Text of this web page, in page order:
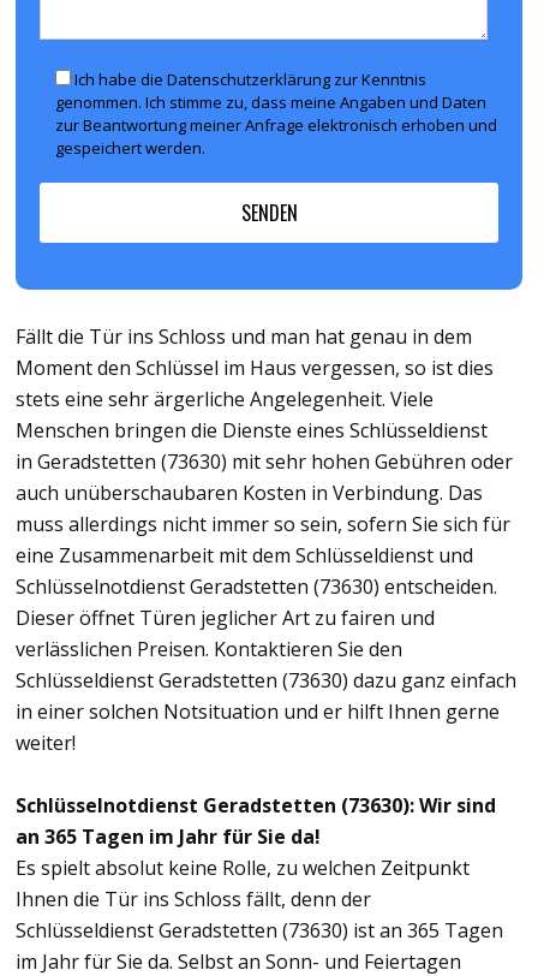
Ich habe die Datenschutzerklärung zur Kenntnis
genommen. Ich stimme zu, dass meine Angaben und Daten
zur Beantwortung meiner Anfrage elektronisch erhoben und
gespeichert werden.
Fällt die Tür ins Schloss und man hat genau in dem
Moment den Schlüssel im Haus vergessen, so ist dies
stets eine sehr ärgerliche Angelegenheit. Viele
Menschen bringen die Dienste eines Schlüsseldienst
in Geradstetten (73630) mit sehr hohen Gebühren oder
auch unüberschaubaren Kosten in Verbindung. Das
muss allerdings nicht immer so sein, sofern Sie sich für
eine Zusammenarbeit mit dem Schlüsseldienst und
Schlüsselnotdienst Geradstetten (73630) entscheiden.
Dieser öffnet Türen jeglicher Art zu fairen und
verlässlichen Preisen. Kontaktieren Sie den
Schlüsseldienst Geradstetten (73630) dazu ganz einfach
in einer solchen Notsituation und er hilft Ihnen gerne
weiter!
Schlüsselnotdienst Geradstetten (73630): Wir sind
an 365 Tagen im Jahr für Sie da!
Es spielt absolut keine Rolle, zu welchen Zeitpunkt
Ihnen die Tür ins Schloss fällt, denn der
Schlüsseldienst Geradstetten (73630) ist an 365 Tagen
im Jahr für Sie da. Selbst an Sonn- und Feiertagen